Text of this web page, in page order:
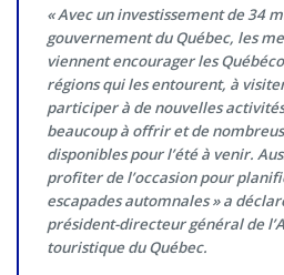
« Avec un investissement de 34
gouvernement du Québec, les
viennent encourager les
régions qui les entourent, à
participer à de nouvelles
beaucoup à offrir et de
disponibles pour l’été à venir.
profiter de l’occasion pour
escapades automnales » a
président-directeur général de
touristique du Québec.